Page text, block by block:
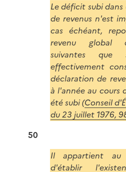
Le déficit subi
de revenus n'est
cas échéant,
revenu global
suivantes
effectivement
déclaration de
à l'année au cours
été subi (Conseil
du 23 juillet 1976,
50
Il appartient au
d'établir